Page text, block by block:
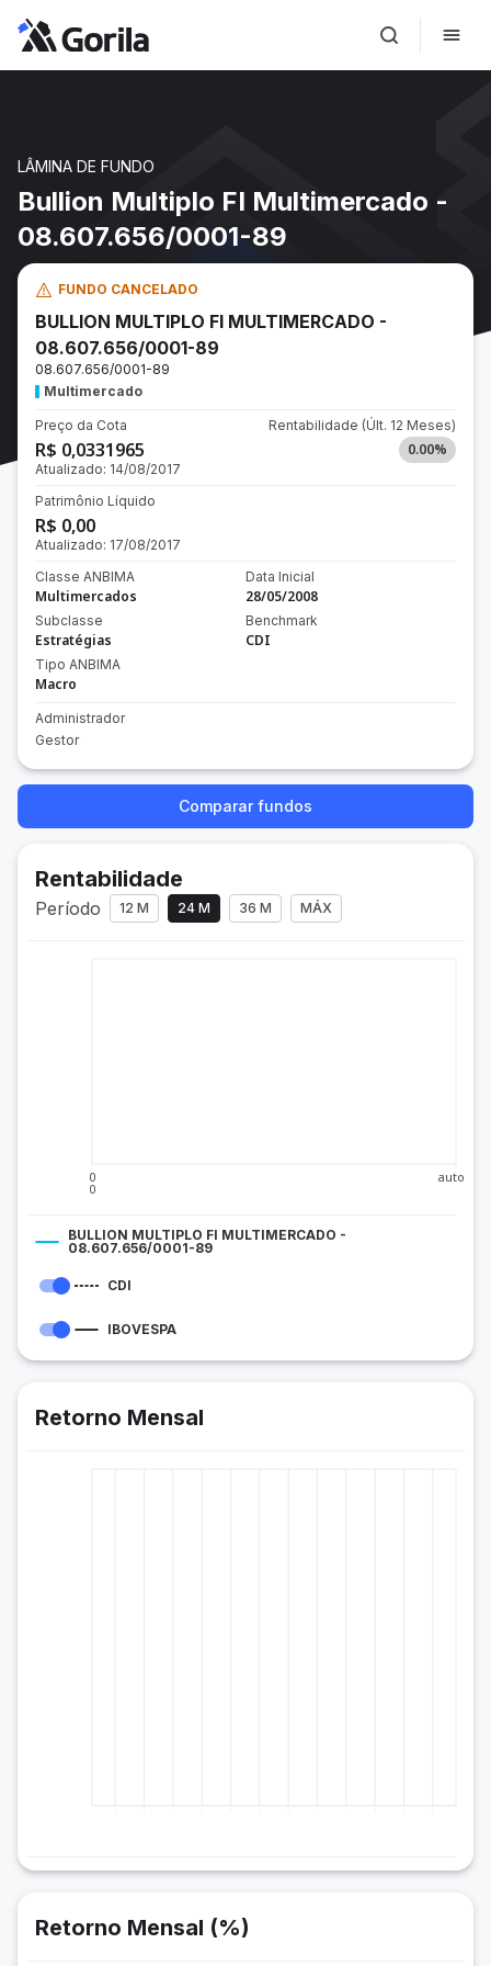
LÂMINA DE FUNDO
Bullion Multiplo FI Multimercado -
08.607.656/0001-89
FUNDO CANCELADO
BULLION MULTIPLO FI MULTIMERCADO -
08.607.656/0001-89
08.607.656/0001-89
Multimercado
Preço da Cota
R$ 0,0331965
Atualizado: 14/08/2017
Rentabilidade (Últ. 12 Meses)
0.00%
Patrimônio Líquido
R$ 0,00
Atualizado: 17/08/2017
Classe ANBIMA
Multimercados
Subclasse
Estratégias
Tipo ANBIMA
Macro
Data Inicial
28/05/2008
Benchmark
CDI
Administrador
Gestor
Comparar fundos
Rentabilidade
Período 12 M 24 M 36 M MÁX
0
0
auto
BULLION MULTIPLO FI MULTIMERCADO -
08.607.656/0001-89
CDI
IBOVESPA
Retorno Mensal
Retorno Mensal (%)